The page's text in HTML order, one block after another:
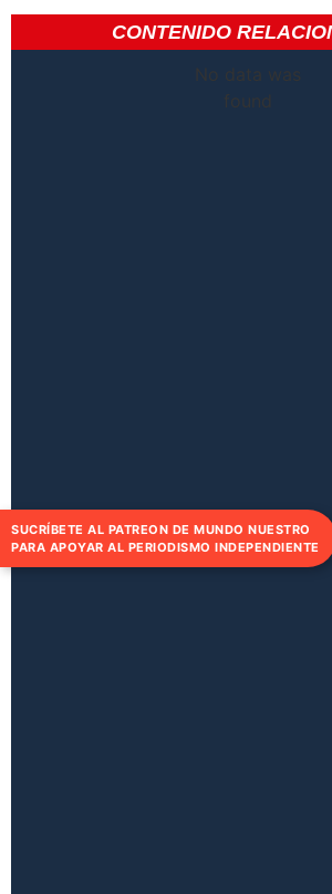
CONTENIDO
No data was
found
SUCRÍBETE AL PATREON DE MUNDO NUESTRO
PARA APOYAR AL PERIODISMO INDEPENDIENTE